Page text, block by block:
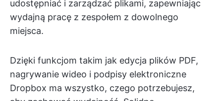
udostępniać i zarządzać plikami, zapewniając
wydajną pracę z zespołem z dowolnego
miejsca.
Dzięki funkcjom takim jak edycja plików PDF,
nagrywanie wideo i podpisy elektroniczne
Dropbox ma wszystko, czego potrzebujesz,